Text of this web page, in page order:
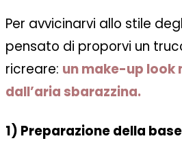
Per avvicinarvi allo stile
pensato di proporvi un
ricreare: un make-up
dall’aria sbarazzina.
1) Preparazione della